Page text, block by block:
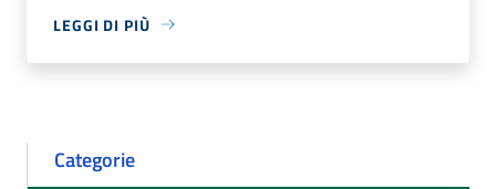
LEGGI DI PIÙ
Categorie